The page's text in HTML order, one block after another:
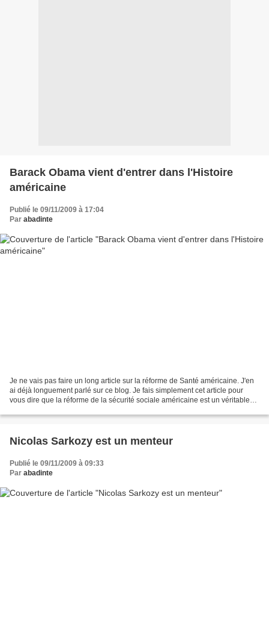
Barack Obama vient d'entrer dans l'Histoire
américaine
Publié le 09/11/2009 à 17:04
Par abadinte
Je ne vais pas faire un long article sur la réforme de Santé américaine. J'en
ai déjà longuement parlé sur ce blog. Je fais simplement cet article pour
vous dire que la réforme de la sécurité sociale américaine est un véritable
Nicolas Sarkozy est un menteur
Publié le 09/11/2009 à 09:33
Par abadinte